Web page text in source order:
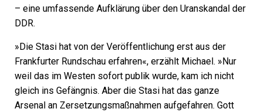
– eine umfassende Aufklärung über den Uranskandal der
DDR.
»Die Stasi hat von der Veröffentlichung erst aus der
Frankfurter Rundschau erfahren«, erzählt Michael. »Nur
weil das im Westen sofort publik wurde, kam ich nicht
gleich ins Gefängnis. Aber die Stasi hat das ganze
Arsenal an Zersetzungsmaßnahmen aufgefahren. Gott